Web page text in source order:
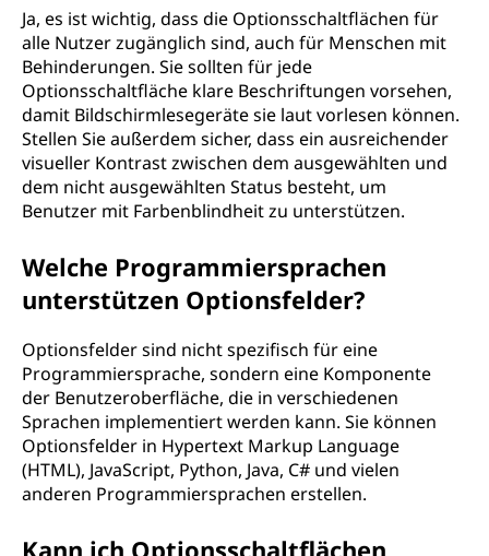
Ja, es ist wichtig, dass die Optionsschaltflächen für
alle Nutzer zugänglich sind, auch für Menschen mit
Behinderungen. Sie sollten für jede
Optionsschaltfläche klare Beschriftungen vorsehen,
damit Bildschirmlesegeräte sie laut vorlesen können.
Stellen Sie außerdem sicher, dass ein ausreichender
visueller Kontrast zwischen dem ausgewählten und
dem nicht ausgewählten Status besteht, um
Benutzer mit Farbenblindheit zu unterstützen.
Welche Programmiersprachen
unterstützen Optionsfelder?
Optionsfelder sind nicht spezifisch für eine
Programmiersprache, sondern eine Komponente
der Benutzeroberfläche, die in verschiedenen
Sprachen implementiert werden kann. Sie können
Optionsfelder in Hypertext Markup Language
(HTML), JavaScript, Python, Java, C# und vielen
anderen Programmiersprachen erstellen.
Kann ich Optionsschaltflächen